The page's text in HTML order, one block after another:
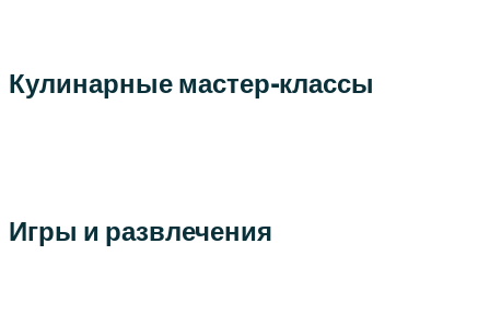
Кулинарные мастер-классы
Игры и развлечения